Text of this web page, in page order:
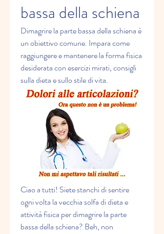
bassa della schiena
Dimagrire la parte bassa della schiena è
un obiettivo comune. Impara come
raggiungere e mantenere la forma fisica
desiderata con esercizi mirati, consigli
sulla dieta e sullo stile di vita.
Ciao a tutti! Siete stanchi di sentire
ogni volta la vecchia solfa di dieta e
attività fisica per dimagrire la parte
bassa della schiena? Beh, non